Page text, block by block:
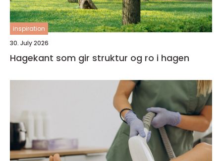
inspiration
30. July 2026
Hagekant som gir struktur og ro i hagen